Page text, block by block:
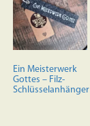
Ein Meisterwerk
Gottes – Filz-
Schlüsselanhänger